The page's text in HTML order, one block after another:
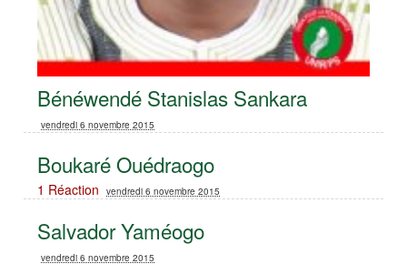
Bénéwendé Stanislas Sankara
vendredi 6 novembre 2015
Boukaré Ouédraogo
1 Réaction vendredi 6 novembre 2015
Salvador Yaméogo
vendredi 6 novembre 2015